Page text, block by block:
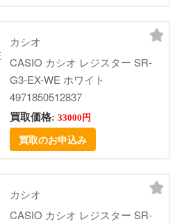
カシオ
CASIO カシオ レジスター SR-
G3-EX-WE ホワイト
4971850512837
買取価格: 33000円
買取のお申込み
カシオ
CASIO カシオ レジスター SR-